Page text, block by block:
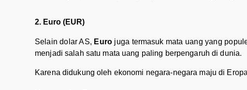
2. Euro (EUR)
Selain dolar AS, Eurojuga termasuk mata uang yang
menjadi salah satu mata uang paling berpengaruh di dunia.
Karena didukung oleh ekonomi negara-negara maju di